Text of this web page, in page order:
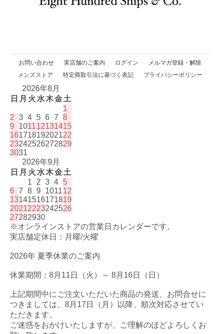
お問い合わせ 実店舗のご案内 ログイン
メルマガ登録・解除
メンズストア
特定商取引法に基づく表記 プライバシーポリシー
2026年8月
日 月 火 水木金土
1
2 3 4 5 6 7 8
9
101112131415
16171819202122
23242526272829
3031
2026年9月
日 月 火 水木金土
1
2 3 4 5
6 7 8 9 101112
13141516171819
20212223242526
27282930
※オンラインストアの営業日カレンダーです。
実店舗定休日：月曜/火曜
2026年 夏季休業のご案内
休業期間：8月11日（火）～ 8月16日（日）
上記期間中にご注文いただいた商品の発送、お問合せに
つきましては、8月17日（月）以降、順次対応させてい
ただきます。
ご迷惑をおかけいたしますが、ご理解のほどよろしくお